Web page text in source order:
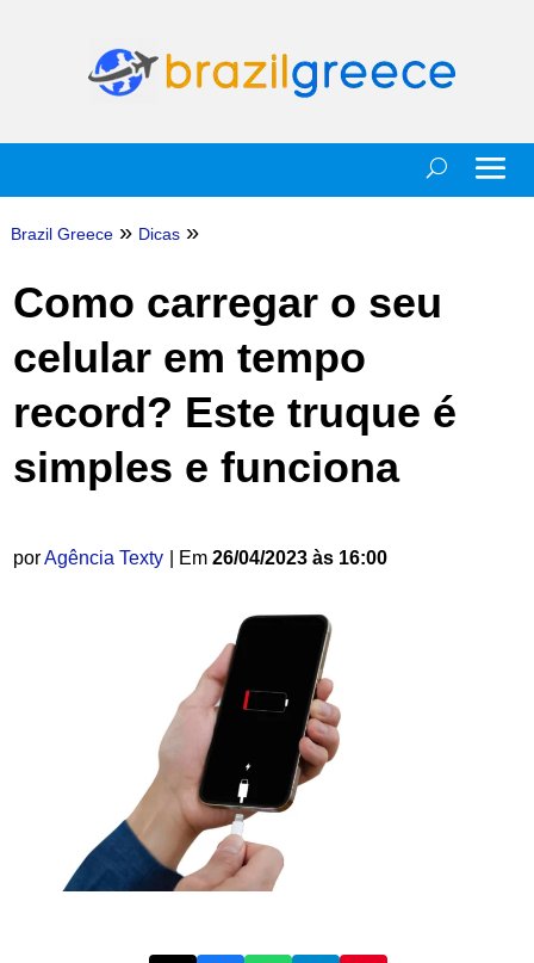
Brazil Greece » Dicas »
Como carregar o seu
celular em tempo
record? Este truque é
simples e funciona
porAgência Texty | Em 26/04/2023 às 16:00